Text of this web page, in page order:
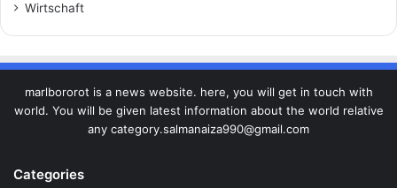
Wirtschaft
marlbororot is a news website. here, you will get in touch with
world. You will be given latest information about the world relative
any category.salmanaiza990@gmail.com
Categories